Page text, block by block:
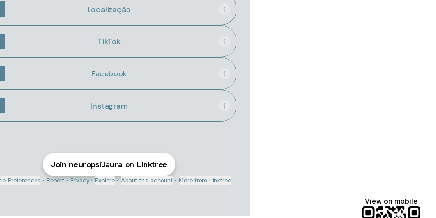
Localização
TikTok
Facebook
Instagram
Join neuropsi.laura on Linktree
Preferences • Report • Privacy • Explore • About this account • More from Linktree
View on mobile